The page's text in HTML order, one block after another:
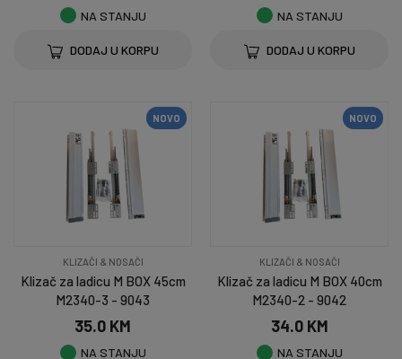
NA STANJU
DODAJ U KORPU
NA STANJU
DODAJ U KORPU
NOVO
KLIZAČI & NOSAČI
Klizač za ladicu M BOX 45cm
M2340-3 - 9043
35.0 KM
NA STANJU
NOVO
KLIZAČI & NOSAČI
Klizač za ladicu M BOX 40cm
M2340-2 - 9042
34.0 KM
NA STANJU